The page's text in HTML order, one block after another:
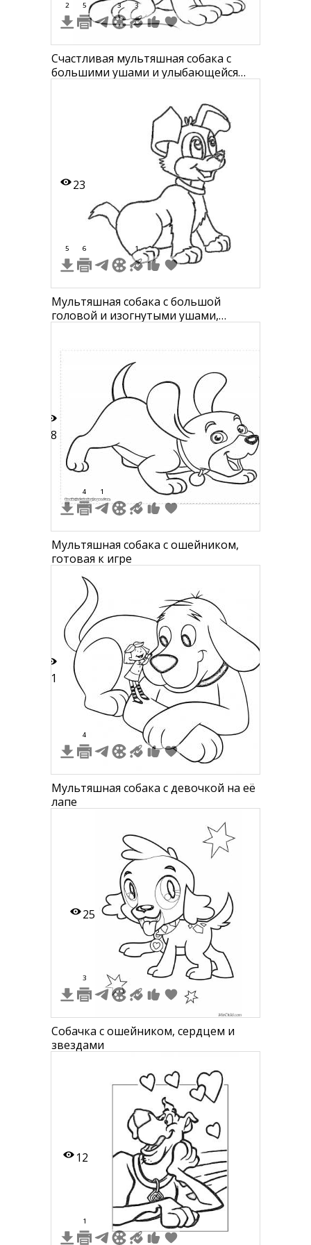
2 5 3 3
Счастливая мультяшная собака с
большими ушами и улыбающейся
23
5 6 1
Мультяшная собака с большой
головой и изогнутыми ушами,
28
4 1
Мультяшная собака с ошейником,
готовая к игре
21
4
Мультяшная собака с девочкой на её
лапе
25
3
Собачка с ошейником, сердцем и
звездами
12
1